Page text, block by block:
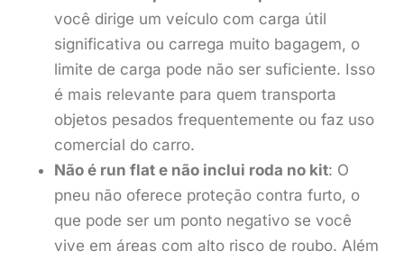
você dirige um veículo com carga útil
significativa ou carrega muito bagagem, o
limite de carga pode não ser suficiente. Isso
é mais relevante para quem transporta
objetos pesados frequentemente ou faz uso
comercial do carro.
Não é run flat e não inclui roda no kit: O
pneu não oferece proteção contra furto, o
que pode ser um ponto negativo se você
vive em áreas com alto risco de roubo. Além